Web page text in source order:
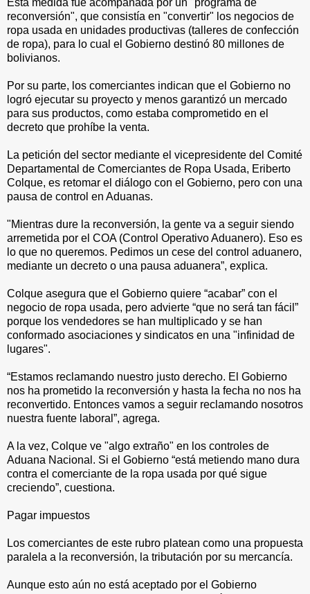
reconversión", que consistía en "convertir" los negocios de
ropa usada en unidades productivas (talleres de confección
de ropa), para lo cual el Gobierno destinó 80 millones de
bolivianos.
Por su parte, los comerciantes indican que el Gobierno no
logró ejecutar su proyecto y menos garantizó un mercado
para sus productos, como estaba comprometido en el
decreto que prohíbe la venta.
La petición del sector mediante el vicepresidente del Comité
Departamental de Comerciantes de Ropa Usada, Eriberto
Colque, es retomar el diálogo con el Gobierno, pero con una
pausa de control en Aduanas.
"Mientras dure la reconversión, la gente va a seguir siendo
arremetida por el COA (Control Operativo Aduanero). Eso es
lo que no queremos. Pedimos un cese del control aduanero,
mediante un decreto o una pausa aduanera”, explica.
Colque asegura que el Gobierno quiere “acabar” con el
negocio de ropa usada, pero advierte “que no será tan fácil”
porque los vendedores se han multiplicado y se han
conformado asociaciones y sindicatos en una "infinidad de
lugares".
“Estamos reclamando nuestro justo derecho. El Gobierno
nos ha prometido la reconversión y hasta la fecha no nos ha
reconvertido. Entonces vamos a seguir reclamando nosotros
nuestra fuente laboral”, agrega.
A la vez, Colque ve "algo extraño" en los controles de
Aduana Nacional. Si el Gobierno “está metiendo mano dura
contra el comerciante de la ropa usada por qué sigue
creciendo”, cuestiona.
Pagar impuestos
Los comerciantes de este rubro platean como una propuesta
paralela a la reconversión, la tributación por su mercancía.
Aunque esto aún no está aceptado por el Gobierno